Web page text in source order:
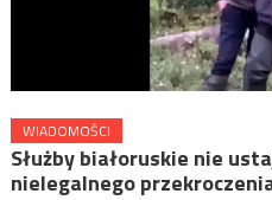
WIADOMOŚCI
Służby białoruskie nie
nielegalnego